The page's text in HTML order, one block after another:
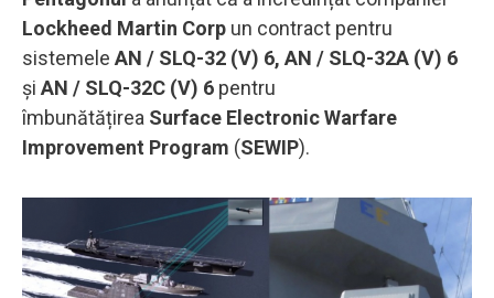
Lockheed Martin Corp un contract pentru
sistemele AN / SLQ-32 (V) 6, AN / SLQ-32A (V) 6
și AN / SLQ-32C (V) 6 pentru
îmbunătățirea Surface Electronic Warfare
Improvement Program (SEWIP).